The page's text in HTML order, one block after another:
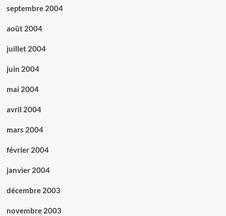
septembre 2004
août 2004
juillet 2004
juin 2004
mai 2004
avril 2004
mars 2004
février 2004
janvier 2004
décembre 2003
novembre 2003